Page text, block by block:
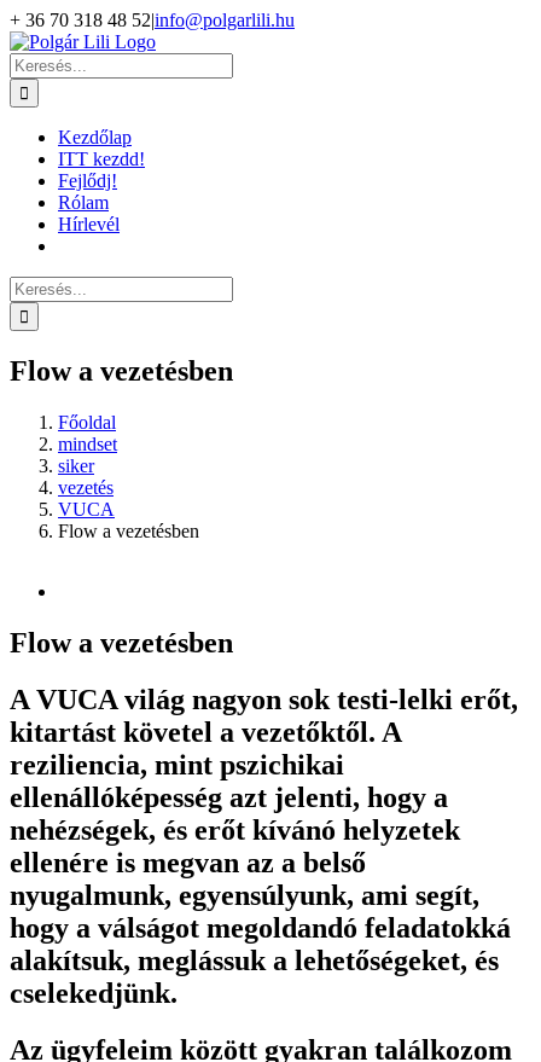
Kihagyás
+ 36 70 318 48 52|info@polgarlili.hu
Keresés...
Kezdőlap
ITT kezdd!
Fejlődj!
Rólam
Hírlevél
Keresés...
Flow a vezetésben
Főoldal
mindset
siker
vezetés
VUCA
Flow a vezetésben
Flow a vezetésben
A VUCA világ nagyon sok testi-lelki erőt,
kitartást követel a vezetőktől. A
reziliencia, mint pszichikai
ellenállóképesség azt jelenti, hogy a
nehézségek, és erőt kívánó helyzetek
ellenére is megvan az a belső
nyugalmunk, egyensúlyunk, ami segít,
hogy a válságot megoldandó feladatokká
alakítsuk, meglássuk a lehetőségeket, és
cselekedjünk.
Az ügyfeleim között gyakran találkozom